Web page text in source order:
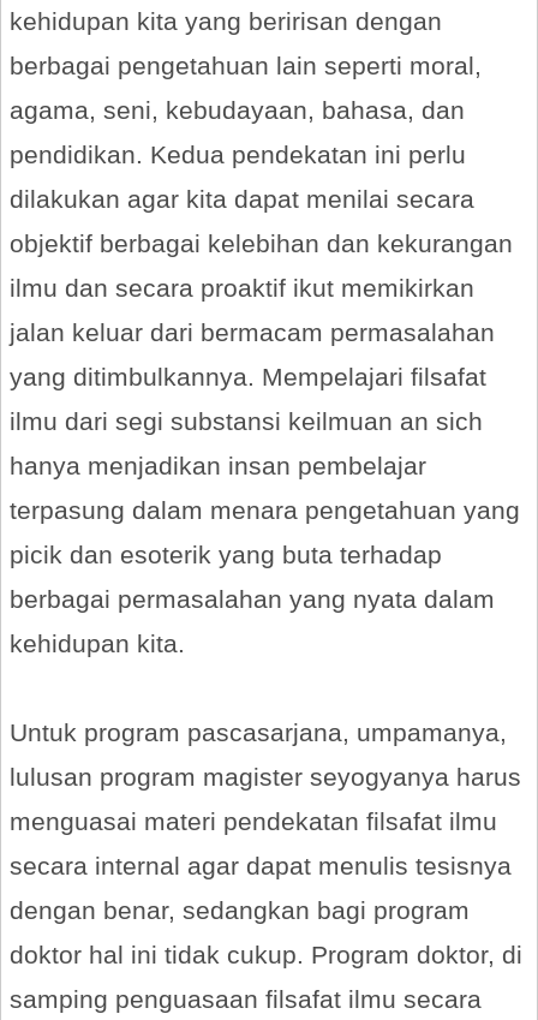
kehidupan kita yang beririsan dengan
berbagai pengetahuan lain seperti moral,
agama, seni, kebudayaan, bahasa, dan
pendidikan. Kedua pendekatan ini perlu
dilakukan agar kita dapat menilai secara
objektif berbagai kelebihan dan kekurangan
ilmu dan secara proaktif ikut memikirkan
jalan keluar dari bermacam permasalahan
yang ditimbulkannya. Mempelajari filsafat
ilmu dari segi substansi keilmuan an sich
hanya menjadikan insan pembelajar
terpasung dalam menara pengetahuan yang
picik dan esoterik yang buta terhadap
berbagai permasalahan yang nyata dalam
kehidupan kita.
Untuk program pascasarjana, umpamanya,
lulusan program magister seyogyanya harus
menguasai materi pendekatan filsafat ilmu
secara internal agar dapat menulis tesisnya
dengan benar, sedangkan bagi program
doktor hal ini tidak cukup. Program doktor, di
samping penguasaan filsafat ilmu secara